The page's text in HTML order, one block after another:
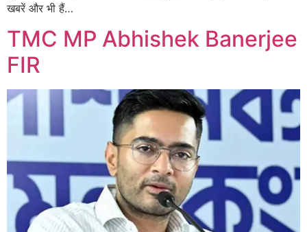
खबरें और भी हैं…
TMC MP Abhishek Banerjee
FIR